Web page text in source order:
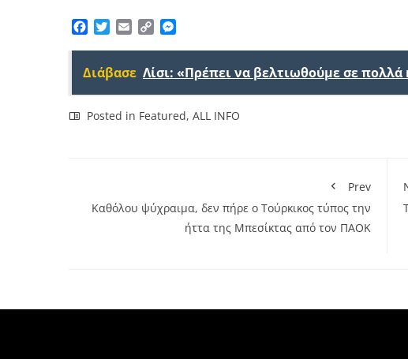
Facebook
TwitterEmailCopy
Διάβασε Λίσι: «Πρέπει να βελτιωθούμε σε πολλά
Posted in Featured, ALL INFO
Prev
Καθόλου ψύχραιμα, δεν πήρε ο Τούρκικος τύπος την
ήττα της Μπεσίκτας από τον ΠΑΟΚ